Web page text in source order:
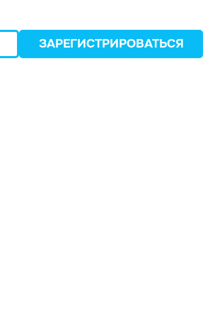
ЗАРЕГИСТРИРОВАТЬСЯ